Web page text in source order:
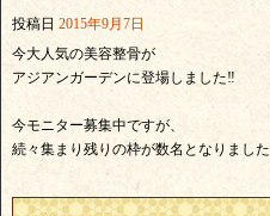
投稿日 2015年9月7日
今大人気の美容整骨が
アジアンガーデンに登場しました‼
今モニター募集中ですが、
続々集まり残りの枠が数名となりました